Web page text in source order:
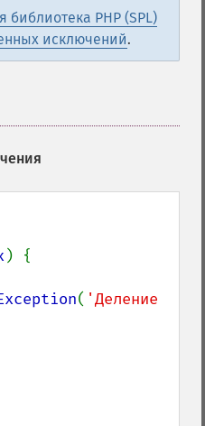
библиотека PHP (SPL)
исключений.
) {
( 'Деление